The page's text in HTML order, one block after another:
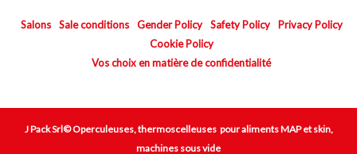
Salons Sale conditions Gender Policy Safety Policy
Privacy Policy
Cookie Policy
Vos choix en matière de confidentialité
J Pack Srl© Operculeuses, thermoscelleuses pour aliments MAP et skin,
machines sous vide